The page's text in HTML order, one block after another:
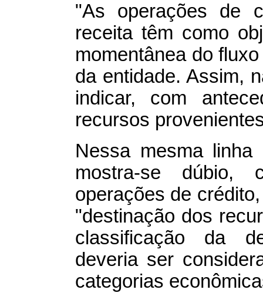
"As operações de
receita têm como
momentânea do
da entidade. Assim,
indicar, com
recursos
Nessa mesma
mostra-se dúbio,
operações de
"destinação dos
classificação da
deveria ser
categorias